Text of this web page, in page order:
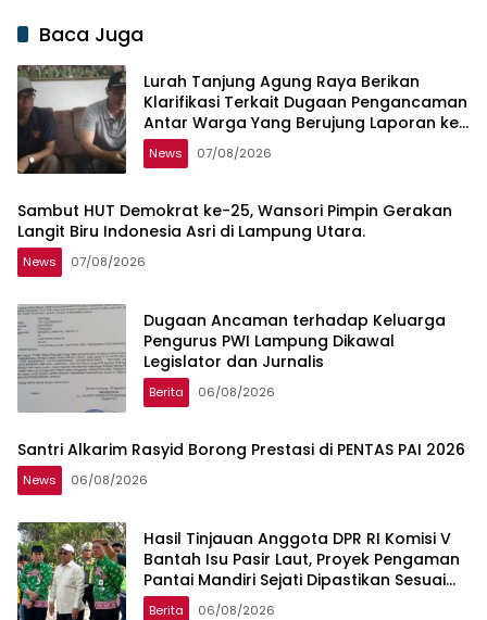
Baca Juga
Lurah Tanjung Agung Raya Berikan
Klarifikasi Terkait Dugaan Pengancaman
Antar Warga Yang Berujung Laporan ke
Polisi
News 07/08/2026
Sambut HUT Demokrat ke-25, Wansori Pimpin Gerakan
Langit Biru Indonesia Asri di Lampung Utara.
News 07/08/2026
Dugaan Ancaman terhadap Keluarga
Pengurus PWI Lampung Dikawal
Legislator dan Jurnalis
Berita 06/08/2026
Santri Alkarim Rasyid Borong Prestasi di PENTAS PAI 2026
News 06/08/2026
Hasil Tinjauan Anggota DPR RI Komisi V
Bantah Isu Pasir Laut, Proyek Pengaman
Pantai Mandiri Sejati Dipastikan Sesuai
Spesifikasi
Berita 06/08/2026